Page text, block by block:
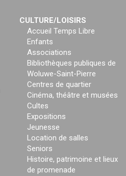
CULTURE/LOISIRS
Accueil Temps Libre
Enfants
Associations
Bibliothèques publiques de
Woluwe-Saint-Pierre
Centres de quartier
Cinéma, théâtre et musées
Cultes
Expositions
Jeunesse
Location de salles
Seniors
Histoire, patrimoine et lieux
de promenade